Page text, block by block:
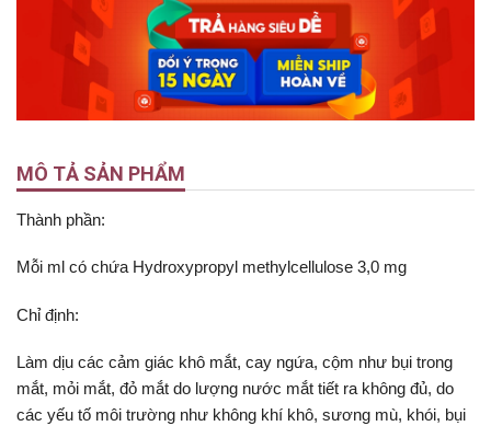
MÔ TẢ SẢN PHẨM
Thành phần:
Mỗi ml có chứa Hydroxypropyl methylcellulose 3,0 mg
Chỉ định:
Làm dịu các cảm giác khô mắt, cay ngứa, cộm như bụi trong
mắt, mỏi mắt, đỏ mắt do lượng nước mắt tiết ra không đủ, do
các yếu tố môi trường như không khí khô, sương mù, khói, bụi